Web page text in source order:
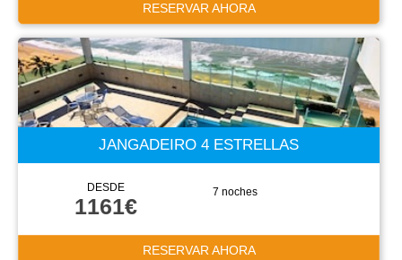
RESERVAR AHORA
JANGADEIRO 4 ESTRELLAS
DESDE
1161€
7 noches
RESERVAR AHORA